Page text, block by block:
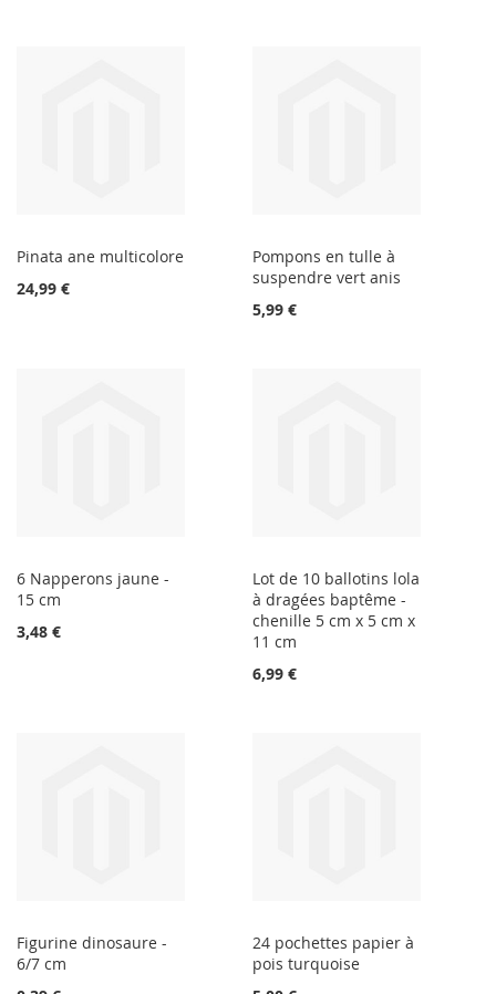
Pinata ane multicolore
24,99 €
Pompons en tulle à
suspendre vert anis
5,99 €
6 Napperons jaune -
15 cm
3,48 €
Lot de 10 ballotins lola
à dragées baptême -
chenille 5 cm x 5 cm x
11 cm
6,99 €
Figurine dinosaure -
6/7 cm
24 pochettes papier à
pois turquoise